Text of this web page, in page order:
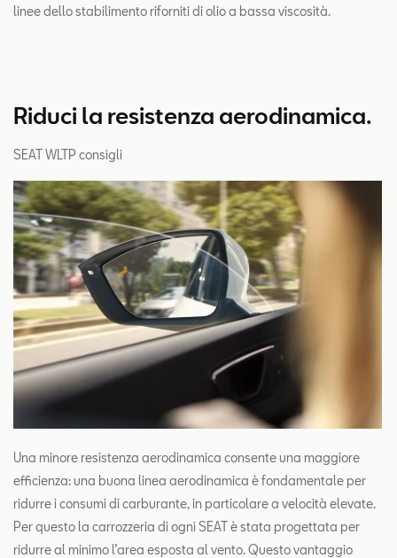
linee dello stabilimento riforniti di olio a bassa viscosità.
Riduci la resistenza aerodinamica.
SEAT WLTP consigli
Una minore resistenza aerodinamica consente una maggiore
efficienza: una buona linea aerodinamica è fondamentale per
ridurre i consumi di carburante, in particolare a velocità elevate.
Per questo la carrozzeria di ogni SEAT è stata progettata per
ridurre al minimo l’area esposta al vento. Questo vantaggio